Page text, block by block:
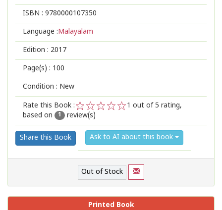
ISBN : 9780000107350
Language :Malayalam
Edition : 2017
Page(s) : 100
Condition : New
Rate this Book :
2
1
1 out of 5 rating,
based on
1 review(s)
Share this Book Ask to AI about this book
Out of Stock
Printed Book